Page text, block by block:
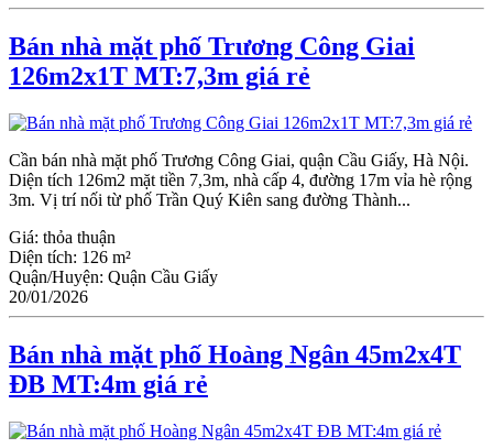
Bán nhà mặt phố Trương Công Giai
126m2x1T MT:7,3m giá rẻ
Cần bán nhà mặt phố Trương Công Giai, quận Cầu Giấy, Hà Nội.
Diện tích 126m2 mặt tiền 7,3m, nhà cấp 4, đường 17m vỉa hè rộng
3m. Vị trí nối từ phố Trần Quý Kiên sang đường Thành...
Giá: thỏa thuận
Diện tích: 126 m²
Quận/Huyện: Quận Cầu Giấy
20/01/2026
Bán nhà mặt phố Hoàng Ngân 45m2x4T
ĐB MT:4m giá rẻ